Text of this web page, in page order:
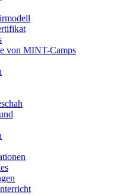
von MINT-Camps